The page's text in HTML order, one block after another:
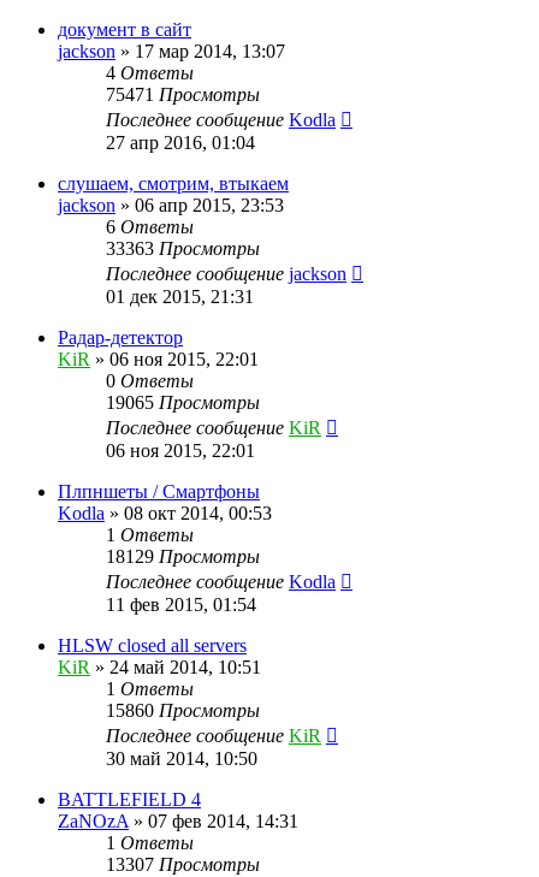
документ в сайт
jackson » 17 мар 2014, 13:07
4 Ответы
75471 Просмотры
Последнее сообщение Kodla
27 апр 2016, 01:04
слушаем, смотрим, втыкаем
jackson » 06 апр 2015, 23:53
6 Ответы
33363 Просмотры
Последнее сообщение jackson
01 дек 2015, 21:31
Радар-детектор
KiR » 06 ноя 2015, 22:01
0 Ответы
19065 Просмотры
Последнее сообщение KiR
06 ноя 2015, 22:01
Плпншеты / Смартфоны
Kodla » 08 окт 2014, 00:53
1 Ответы
18129 Просмотры
Последнее сообщение Kodla
11 фев 2015, 01:54
HLSW closed all servers
KiR » 24 май 2014, 10:51
1 Ответы
15860 Просмотры
Последнее сообщение KiR
30 май 2014, 10:50
BATTLEFIELD 4
ZaNOzA » 07 фев 2014, 14:31
1 Ответы
13307 Просмотры